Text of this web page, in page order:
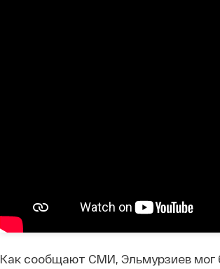
Как сообщают СМИ, Эльмурзиев мог